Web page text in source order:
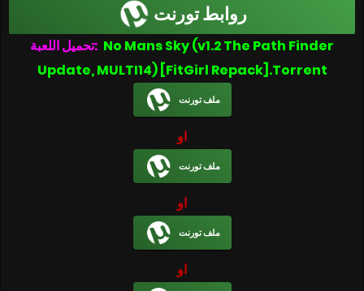
روابط تورنت
تحميل اللعبة: No Mans Sky (v1.2 The Path Finder
Update, MULTI14) [FitGirl Repack].Torrent
ملف تورنت
او
ملف تورنت
او
ملف تورنت
او